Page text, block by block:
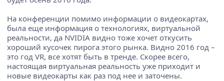
На конференции помимо информации о видеокартах,
была еще информация о технологиях, виртуальной
реальности, да NVIDIA видно тоже хочет откусить
хороший кусочек пирога этого рынка. Видно 2016 год –
это год VR, все хотят быть в тренде. Скорее всего,
настоящая виртуальная реальность уже приходит и
новые видеокарты как раз под нее и заточены.